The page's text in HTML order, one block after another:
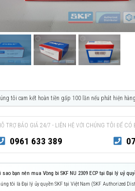
tôi cam kết hoàn tiền gấp 100 lần nếu phát hiện
TRỢ BÁO GIÁ 24/7 - LIÊN HỆ VỚI CHÚNG TÔI ĐỂ
0961 633 389
sao bạn nên mua Vòng bi SKF NU 2309 ECP tại Đại lý uỷ
tôi là Đại lý ủy quyền SKF tại Việt Nam (SKF Authorized